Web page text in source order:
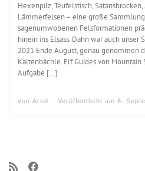
Hexenpilz, Teufelstisch,
Lämmerfelsen – eine große
sagenumwobenen Felsformationen
hinein ins Elsass. Dahn war auch unser
2021 Ende August, genau genommen
Kaltenbächle. Elf Guides von Mountain
Aufgabe […]
von Arnd Veröffentlicht am 6.